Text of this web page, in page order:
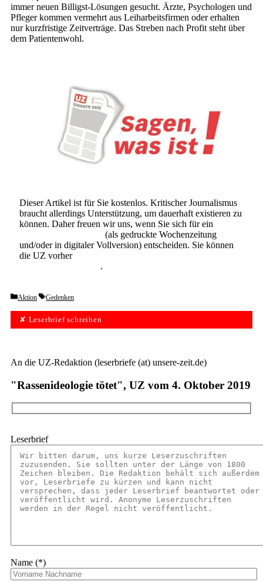
immer neuen Billigst-Lösungen gesucht. Ärzte, Psychologen und
Pfleger kommen vermehrt aus Leiharbeitsfirmen oder erhalten
nur kurzfristige Zeitverträge. Das Streben nach Profit steht über
dem Patientenwohl.
Dieser Artikel ist für Sie kostenlos. Kritischer Journalismus
braucht allerdings Unterstützung, um dauerhaft existieren zu
können. Daher freuen wir uns, wenn Sie sich für ein
(als gedruckte Wochenzeitung
und/oder in digitaler Vollversion) entscheiden. Sie können
die UZ vorher
.
Categories
Aktion Tags
Gedenken
✘ Leserbrief schreiben
An die UZ-Redaktion (leserbriefe (at) unsere-zeit.de)
"Rassenideologie tötet", UZ vom 4. Oktober 2019
Leserbrief
Name (*)